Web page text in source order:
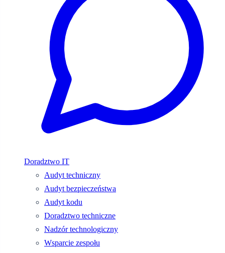
Doradztwo IT
Audyt techniczny
Audyt bezpieczeństwa
Audyt kodu
Doradztwo techniczne
Nadzór technologiczny
Wsparcie zespołu